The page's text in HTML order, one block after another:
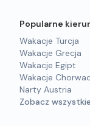
Popularne
Wakacje Turcja
Wakacje Grecja
Wakacje Egipt
Wakacje
Narty Austria
Zobacz